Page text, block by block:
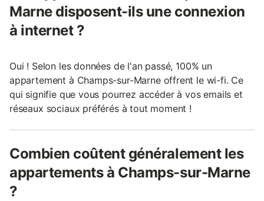
Marne disposent-ils une connexion
à internet ?
Oui ! Selon les données de l'an passé, 100% un
appartement à Champs-sur-Marne offrent le wi-fi. Ce
qui signifie que vous pourrez accéder à vos emails et
réseaux sociaux préférés à tout moment !
Combien coûtent généralement les
appartements à Champs-sur-Marne
?